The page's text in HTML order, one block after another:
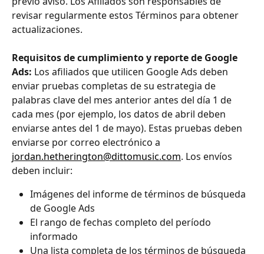
revisar regularmente estos Términos para obtener
actualizaciones.
Requisitos de cumplimiento y reporte de Google
Ads: Los afiliados que utilicen Google Ads deben
enviar pruebas completas de su estrategia de
palabras clave del mes anterior antes del día 1 de
cada mes (por ejemplo, los datos de abril deben
enviarse antes del 1 de mayo). Estas pruebas deben
enviarse por correo electrónico a
jordan.hetherington@dittomusic.com. Los envíos
deben incluir:
Imágenes del informe de términos de búsqueda
de Google Ads
El rango de fechas completo del período
informado
Una lista completa de los términos de búsqueda